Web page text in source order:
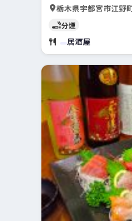
栃木県宇都宮市江
分煙
居酒屋